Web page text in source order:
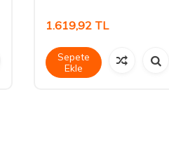
1.619,92 TL
Sepete
Ekle